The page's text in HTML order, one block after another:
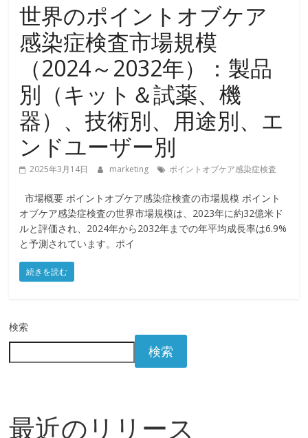
世界のポイントオブケア
感染症検査市場規模
（2024～2032年）：製品
別（キット＆試薬、機
器）、技術別、用途別、エ
ンドユーザー別
2025年3月14日 marketing ポイントオブケア感染症検査
市場概要 ポイントオブケア感染症検査の市場規模 ポイント
オブケア感染症検査の世界市場規模は、2023年に約32億米ド
ルと評価され、2024年から2032年までの年平均成長率は6.9%
と予測されています。ポイ
続きを読む
検索
検索
最近のリリース